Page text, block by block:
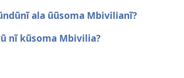
ala ũũsoma Mbivilianĩ?
nĩ kũsoma Mbivilia?